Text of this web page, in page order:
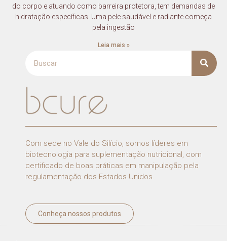
do corpo e atuando como barreira protetora, tem demandas de
hidratação específicas. Uma pele saudável e radiante começa
pela ingestão
Leia mais »
Com sede no Vale do Silício, somos líderes em
biotecnologia para suplementação nutricional, com
certificado de boas práticas em manipulação pela
regulamentação dos Estados Unidos.
Conheça nossos produtos